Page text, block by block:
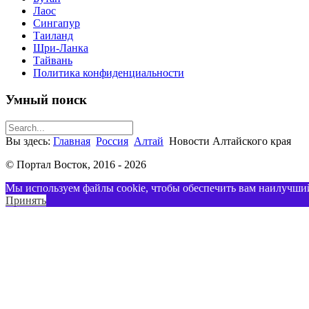
Лаос
Сингапур
Таиланд
Шри-Ланка
Тайвань
Политика конфиденциальности
Умный поиск
Вы здесь: Главная Россия Алтай Новости Алтайского края
© Портал Восток, 2016 - 2026
Мы используем файлы cookie, чтобы обеспечить вам
Принять